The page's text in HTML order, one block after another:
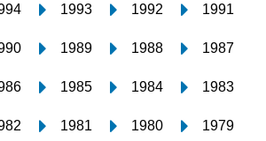
1993 1992 1991
1989 1988 1987
1985 1984 1983
1981 1980 1979